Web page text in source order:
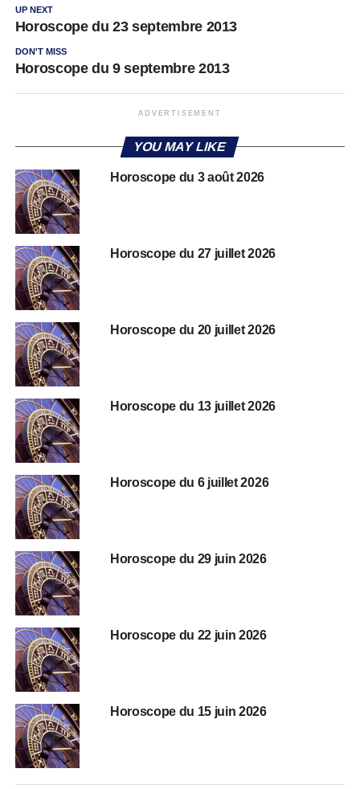
UP NEXT
Horoscope du 23 septembre 2013
DON'T MISS
Horoscope du 9 septembre 2013
ADVERTISEMENT
YOU MAY LIKE
Horoscope du 3 août 2026
Horoscope du 27 juillet 2026
Horoscope du 20 juillet 2026
Horoscope du 13 juillet 2026
Horoscope du 6 juillet 2026
Horoscope du 29 juin 2026
Horoscope du 22 juin 2026
Horoscope du 15 juin 2026